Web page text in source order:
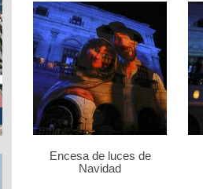
Encesa de luces de
Navidad